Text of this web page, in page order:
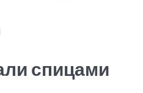
спицами